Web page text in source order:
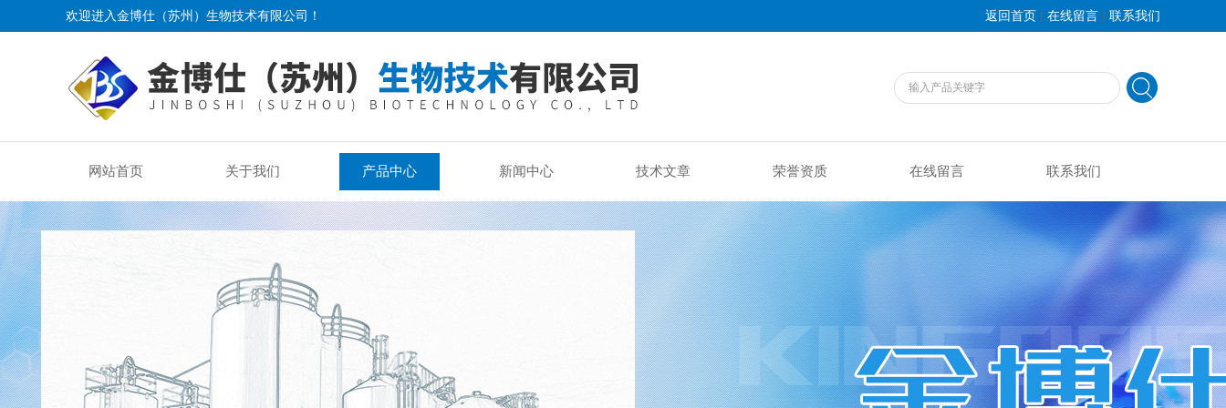
欢迎进入金博仕（苏州）生物技术有限公司！ 返回首页 | 在线留言 | 联系我们
网站首页 关于我们 产品中心 新闻中心 技术文章 荣誉资质 在线留言 联系我们